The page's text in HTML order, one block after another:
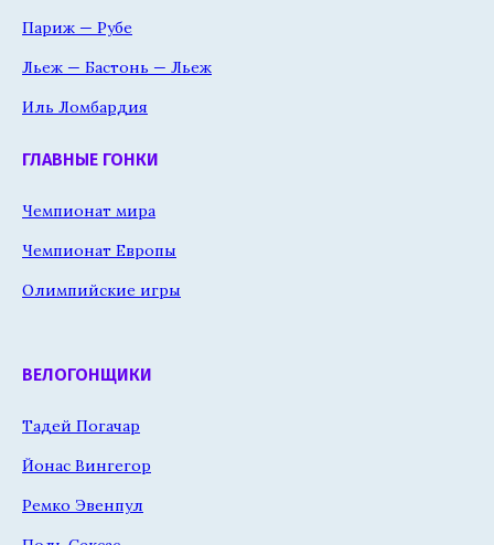
Париж — Рубе
Льеж — Бастонь — Льеж
Иль Ломбардия
ГЛАВНЫЕ ГОНКИ
Чемпионат мира
Чемпионат Европы
Олимпийские игры
ВЕЛОГОНЩИКИ
Тадей Погачар
Йонас Вингегор
Ремко Эвенпул